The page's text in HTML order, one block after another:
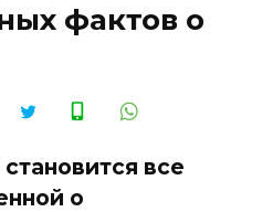
фактов о
все
о